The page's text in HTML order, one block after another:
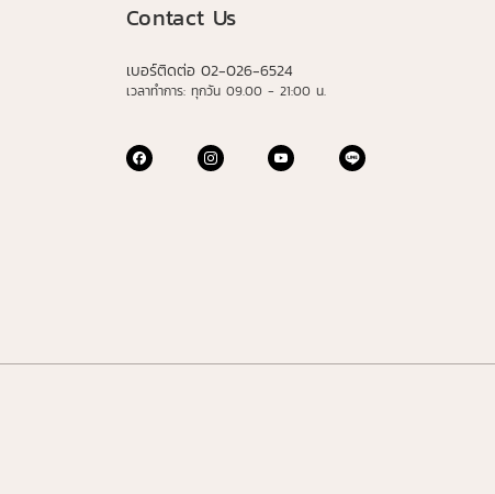
Contact Us
เบอร์ติดต่อ 02-026-6524
เวลาทำการ: ทุกวัน 09.00 - 21:00 น.